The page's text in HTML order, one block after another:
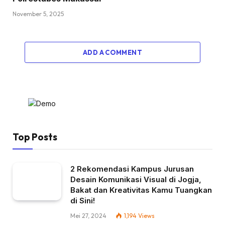
November 5, 2025
ADD A COMMENT
Top Posts
2 Rekomendasi Kampus Jurusan
Desain Komunikasi Visual di Jogja,
Bakat dan Kreativitas Kamu Tuangkan
di Sini!
Mei 27, 2024 1,194 Views